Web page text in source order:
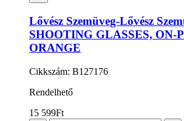
Lővész Szemüveg-Lővész
SHOOTING GLASSES, ON-
ORANGE
Cikkszám: B127176
Rendelhető
15 599Ft